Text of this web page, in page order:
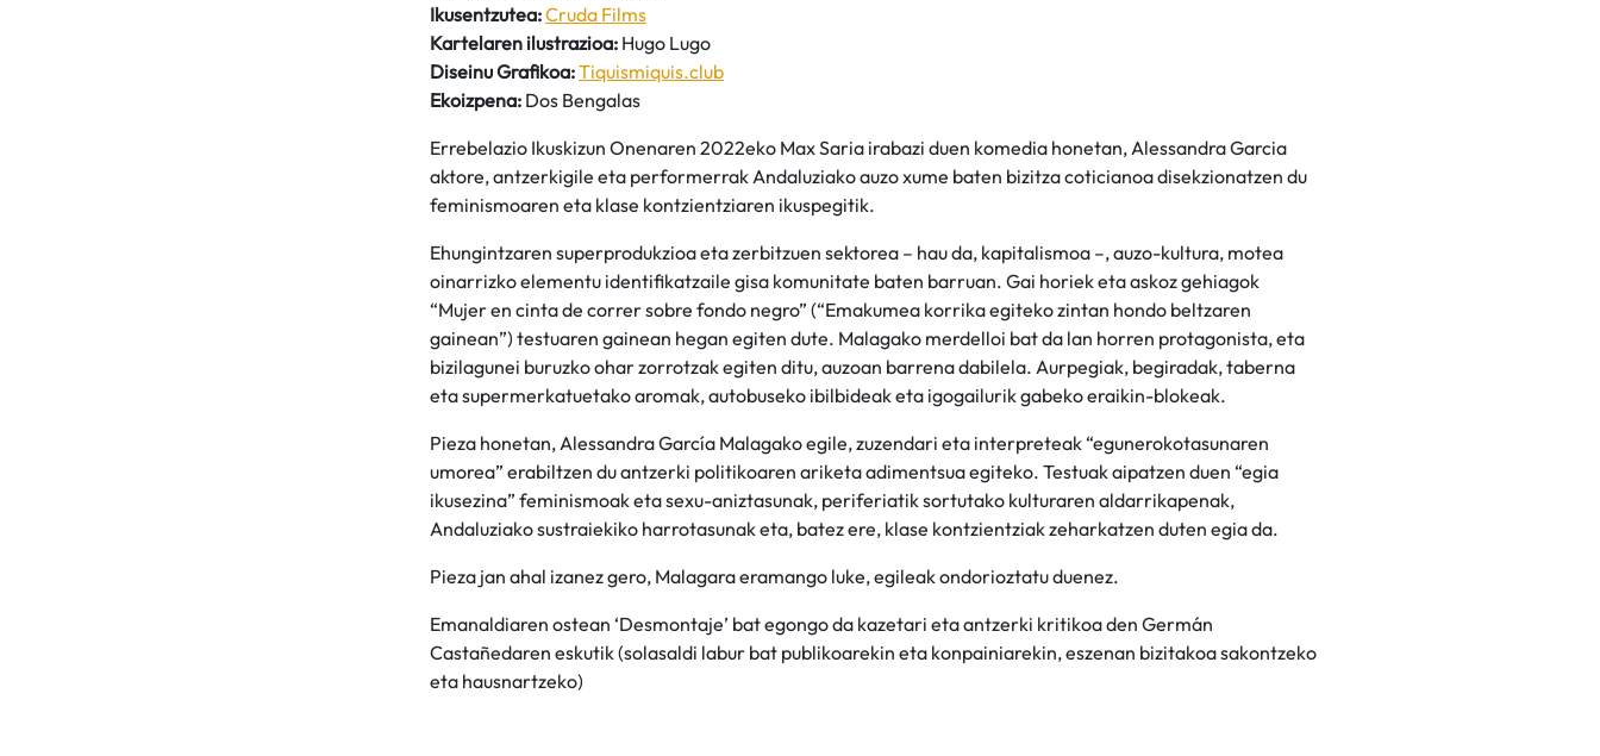
Ikusentzutea:Cruda Films
Kartelaren ilustrazioa: Hugo Lugo
Diseinu Grafikoa:Tiquismiquis.club
Ekoizpena: Dos Bengalas
Errebelazio Ikuskizun Onenaren 2022eko Max Saria irabazi duen komedia honetan, Alessandra Garcia
aktore, antzerkigile eta performerrak Andaluziako auzo xume baten bizitza coticianoa disekzionatzen du
feminismoaren eta klase kontzientziaren ikuspegitik.
Ehungintzaren superprodukzioa eta zerbitzuen sektorea – hau da, kapitalismoa –, auzo-kultura, motea
oinarrizko elementu identifikatzaile gisa komunitate baten barruan. Gai horiek eta askoz gehiagok
“Mujer en cinta de correr sobre fondo negro” (“Emakumea korrika egiteko zintan hondo beltzaren
gainean”) testuaren gainean hegan egiten dute. Malagako merdelloi bat da lan horren protagonista, eta
bizilagunei buruzko ohar zorrotzak egiten ditu, auzoan barrena dabilela. Aurpegiak, begiradak, taberna
eta supermerkatuetako aromak, autobuseko ibilbideak eta igogailurik gabeko eraikin-blokeak.
Pieza honetan, Alessandra García Malagako egile, zuzendari eta interpreteak “egunerokotasunaren
umorea” erabiltzen du antzerki politikoaren ariketa adimentsua egiteko. Testuak aipatzen duen “egia
ikusezina” feminismoak eta sexu-aniztasunak, periferiatik sortutako kulturaren aldarrikapenak,
Andaluziako sustraiekiko harrotasunak eta, batez ere, klase kontzientziak zeharkatzen duten egia da.
Pieza jan ahal izanez gero, Malagara eramango luke, egileak ondorioztatu duenez.
Emanaldiaren ostean ‘Desmontaje’ bat egongo da kazetari eta antzerki kritikoa den Germán
Castañedaren eskutik (solasaldi labur bat publikoarekin eta konpainiarekin, eszenan bizitakoa sakontzeko
eta hausnartzeko)